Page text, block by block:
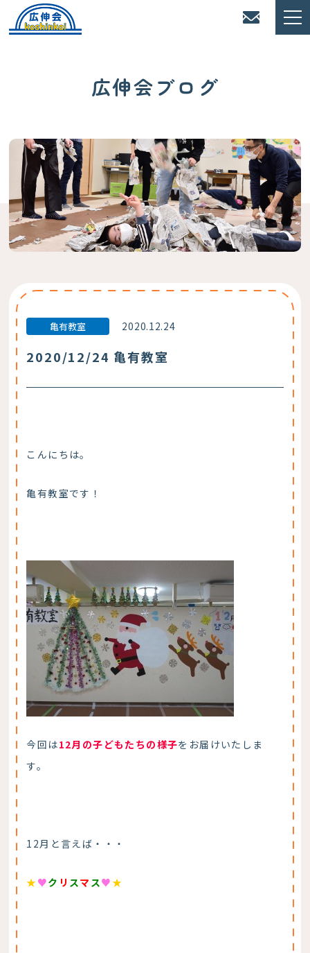
広伸会ブログ
亀有教室 2020.12.24
2020/12/24 亀有教室
こんにちは。
亀有教室です！
今回は12月の子どもたちの様子をお届けいたしま
す。
12月と言えば・・・
★♥ク リ スマ ス♥★